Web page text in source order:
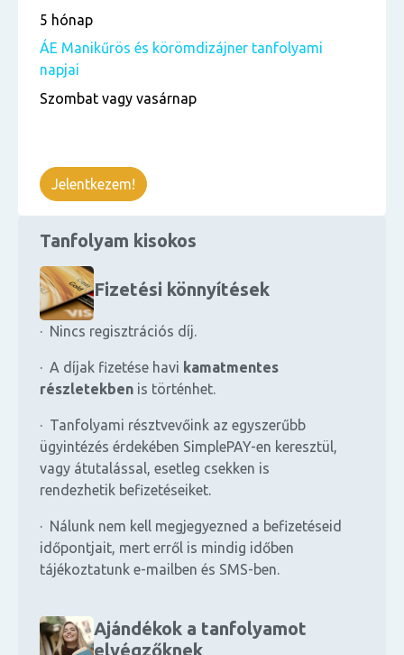
Tanfolyam kisokos
Fizetési könnyítések
· Nincs regisztrációs díj.
· A díjak fizetése havi kamatmentes
részletekben is történhet.
· Tanfolyami résztvevőink az egyszerűbb
ügyintézés érdekében SimplePAY-en keresztül,
vagy átutalással, esetleg csekken is
rendezhetik befizetéseiket.
· Nálunk nem kell megjegyezned a befizetéseid
időpontjait, mert erről is mindig időben
tájékoztatunk e-mailben és SMS-ben.
Ajándékok a tanfolyamot
elvégzőknek
5 hónap
ÁE Manikűrös és körömdizájner tanfolyami
napjai
Szombat vagy vasárnap
Jelentkezem!